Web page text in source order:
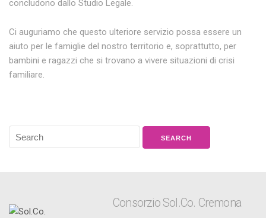
concludono dallo Studio Legale.
Ci auguriamo che questo ulteriore servizio possa essere un
aiuto per le famiglie del nostro territorio e, soprattutto, per
bambini e ragazzi che si trovano a vivere situazioni di crisi
familiare.
Consorzio Sol.Co. Cremona